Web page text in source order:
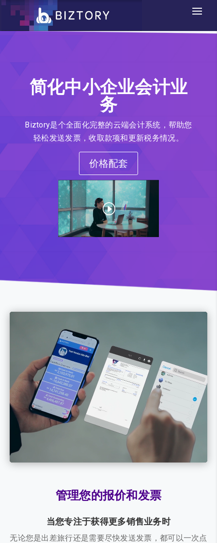
简化中小企业会计业
务
Biztory是个全面化完整的云端会计系统，帮助您
轻松发送发票，收取款项和更新税务情况。
价格配套
视
管理您的报价和发票
当您专注于获得更多销售业务时
无论您是出差旅行还是需要尽快发送发票，都可以一次点